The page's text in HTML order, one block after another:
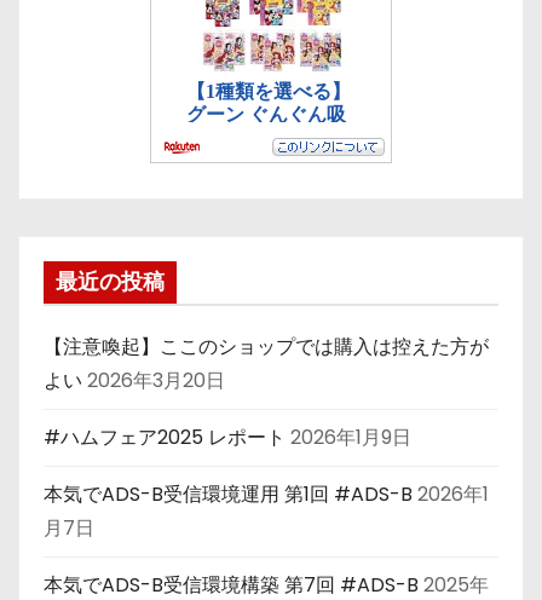
最近の投稿
【注意喚起】ここのショップでは購入は控えた方が
よい 2026年3月20日
#ハムフェア2025 レポート 2026年1月9日
本気でADS-B受信環境運用 第1回 #ADS-B 2026年1
月7日
本気でADS-B受信環境構築 第7回 #ADS-B 2025年